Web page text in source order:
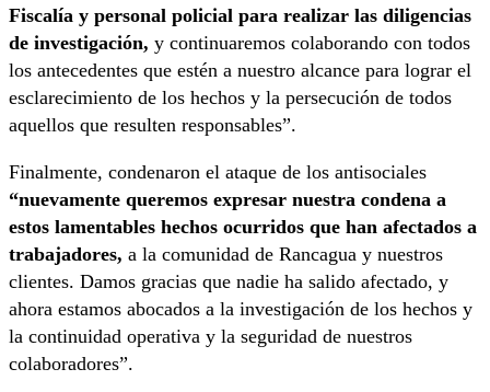
Fiscalía y personal policial para realizar las diligencias
de investigación, y continuaremos colaborando con todos
los antecedentes que estén a nuestro alcance para lograr el
esclarecimiento de los hechos y la persecución de todos
aquellos que resulten responsables”.
Finalmente, condenaron el ataque de los antisociales
“nuevamente queremos expresar nuestra condena a
estos lamentables hechos ocurridos que han afectados a
trabajadores, a la comunidad de Rancagua y nuestros
clientes. Damos gracias que nadie ha salido afectado, y
ahora estamos abocados a la investigación de los hechos y
la continuidad operativa y la seguridad de nuestros
colaboradores”.